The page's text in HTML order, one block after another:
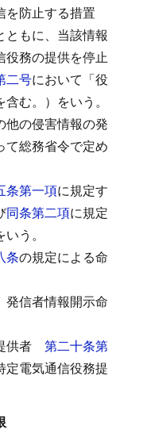
を防止する措置
ともに、当該情報
役務の提供を停止
二号において「役
む。）をいう。
他の侵害情報の発
て総務省令で定め
条第一項に規定す
同条第二項に規定
う。
条の規定による命
発信者情報開示命
供者
第二十条第
定電気通信役務提